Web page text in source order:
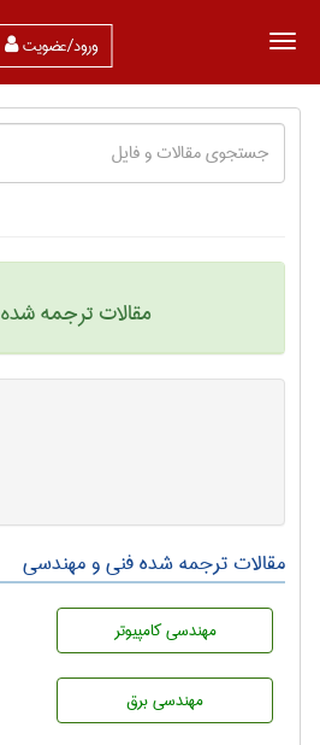
ورود/عضویت
مقالات ترجمه شده 2017
مقالات ترجمه شده فنی و مهندسی
مهندسی كامپيوتر
مهندسی برق